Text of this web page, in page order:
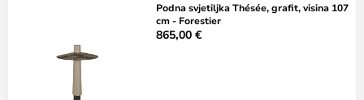
Podna svjetiljka Thésée, grafit, visina 107
cm - Forestier
865,00 €